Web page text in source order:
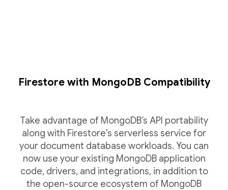
Firestore with MongoDB Compatibility
Take advantage of MongoDB’s API portability
along with Firestore's serverless service for
your document database workloads. You can
now use your existing MongoDB application
code, drivers, and integrations, in addition to
the open-source ecosystem of MongoDB